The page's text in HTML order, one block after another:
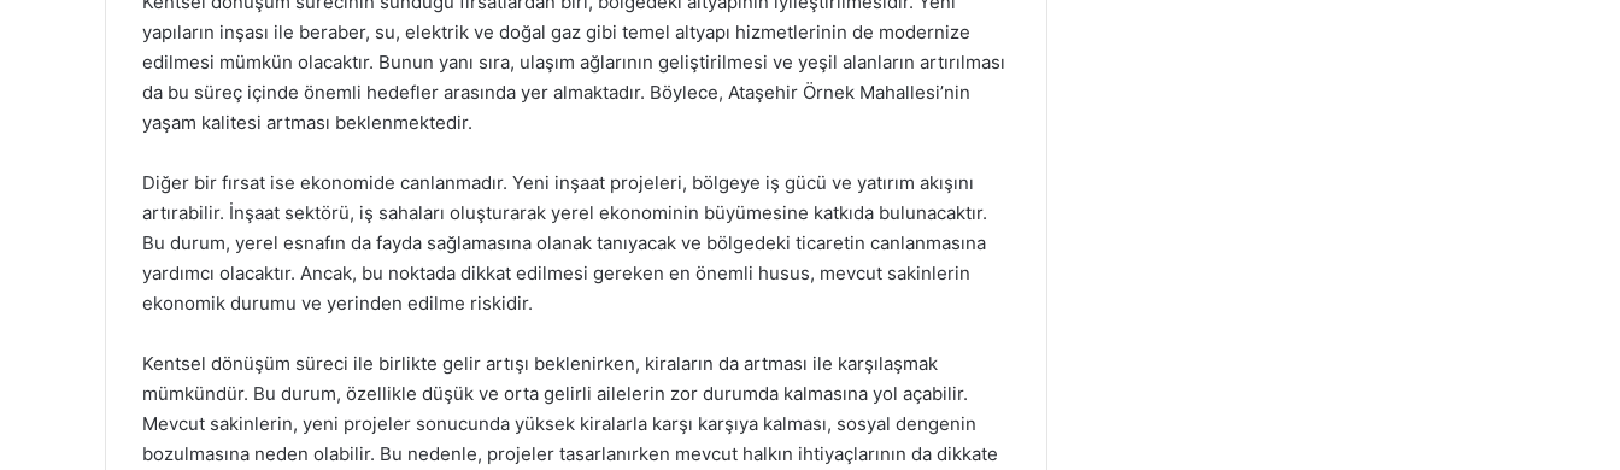
yapıların inşası ile beraber, su, elektrik ve doğal gaz gibi temel altyapı hizmetlerinin de modernize
edilmesi mümkün olacaktır. Bunun yanı sıra, ulaşım ağlarının geliştirilmesi ve yeşil alanların artırılması
da bu süreç içinde önemli hedefler arasında yer almaktadır. Böylece, Ataşehir Örnek Mahallesi’nin
yaşam kalitesi artması beklenmektedir.
Diğer bir fırsat ise ekonomide canlanmadır. Yeni inşaat projeleri, bölgeye iş gücü ve yatırım akışını
artırabilir. İnşaat sektörü, iş sahaları oluşturarak yerel ekonominin büyümesine katkıda bulunacaktır.
Bu durum, yerel esnafın da fayda sağlamasına olanak tanıyacak ve bölgedeki ticaretin canlanmasına
yardımcı olacaktır. Ancak, bu noktada dikkat edilmesi gereken en önemli husus, mevcut sakinlerin
ekonomik durumu ve yerinden edilme riskidir.
Kentsel dönüşüm süreci ile birlikte gelir artışı beklenirken, kiraların da artması ile karşılaşmak
mümkündür. Bu durum, özellikle düşük ve orta gelirli ailelerin zor durumda kalmasına yol açabilir.
Mevcut sakinlerin, yeni projeler sonucunda yüksek kiralarla karşı karşıya kalması, sosyal dengenin
bozulmasına neden olabilir. Bu nedenle, projeler tasarlanırken mevcut halkın ihtiyaçlarının da dikkate